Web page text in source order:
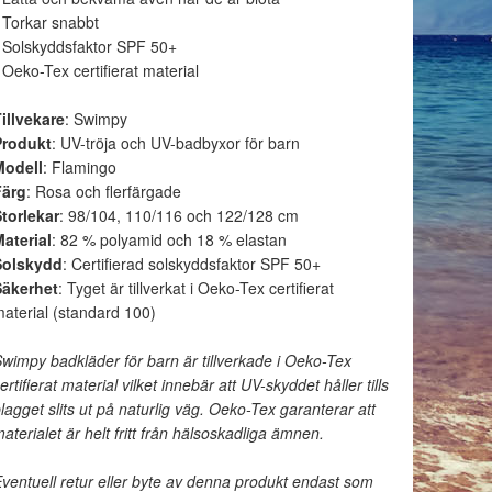
Torkar snabbt
Solskyddsfaktor SPF 50+
Oeko-Tex certifierat material
: Swimpy
: UV-tröja och UV-badbyxor för barn
: Flamingo
: Rosa och flerfärgade
: 98/104, 110/116 och 122/128 cm
: 82 % polyamid och 18 % elastan
: Certifierad solskyddsfaktor SPF 50+
: Tyget är tillverkat i Oeko-Tex certifierat
(standard 100)
badkläder för barn är tillverkade i Oeko-Tex
material vilket innebär att UV-skyddet håller tills
slits ut på naturlig väg. Oeko-Tex garanterar att
är helt fritt från hälsoskadliga ämnen.
retur eller byte av denna produkt endast som